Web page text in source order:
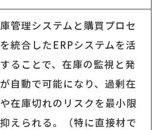
管理システムと購買プロセ
統合したERPシステムを活
ることで、在庫の監視と発
自動で可能になり、過剰在
在庫切れのリスクを最小限
えられる。（特に直接材で